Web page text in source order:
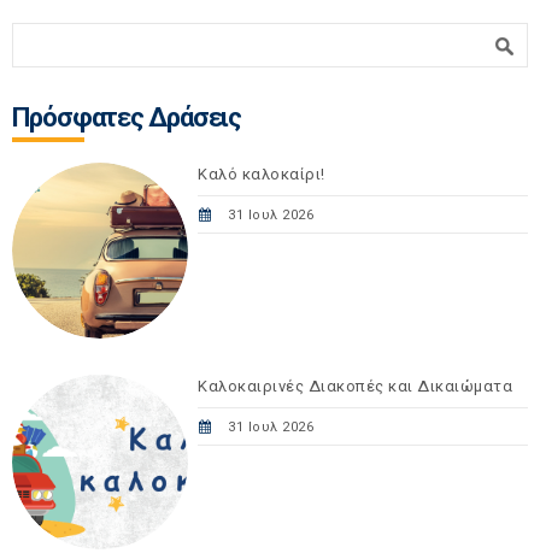
Πρόσφατες Δράσεις
Καλό καλοκαίρι!
31 Ιουλ 2026
Καλοκαιρινές Διακοπές και Δικαιώματα
31 Ιουλ 2026